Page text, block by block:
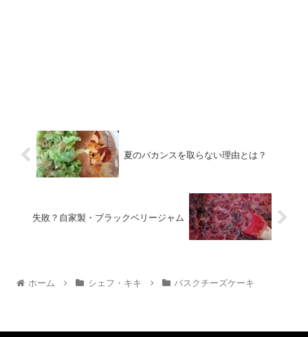
夏のバカンスを取らない理由とは？
失敗？自家製・ブラックベリージャム
ホーム シェフ・キキ バスクチーズケーキ